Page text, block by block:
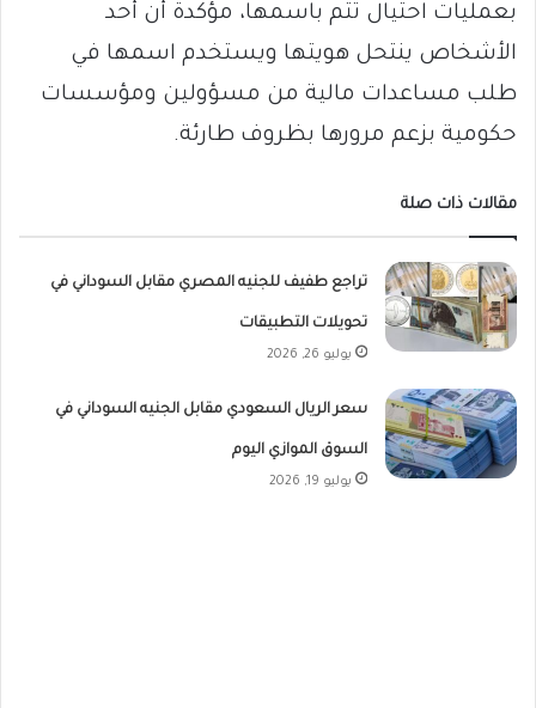
بعمليات احتيال تتم باسمها، مؤكدة أن أحد
الأشخاص ينتحل هويتها ويستخدم اسمها في
طلب مساعدات مالية من مسؤولين ومؤسسات
حكومية بزعم مرورها بظروف طارئة.
مقالات ذات صلة
تراجع طفيف للجنيه المصري مقابل السوداني في
تحويلات التطبيقات
يوليو 26, 2026
سعر الريال السعودي مقابل الجنيه السوداني في
السوق الموازي اليوم
يوليو 19, 2026